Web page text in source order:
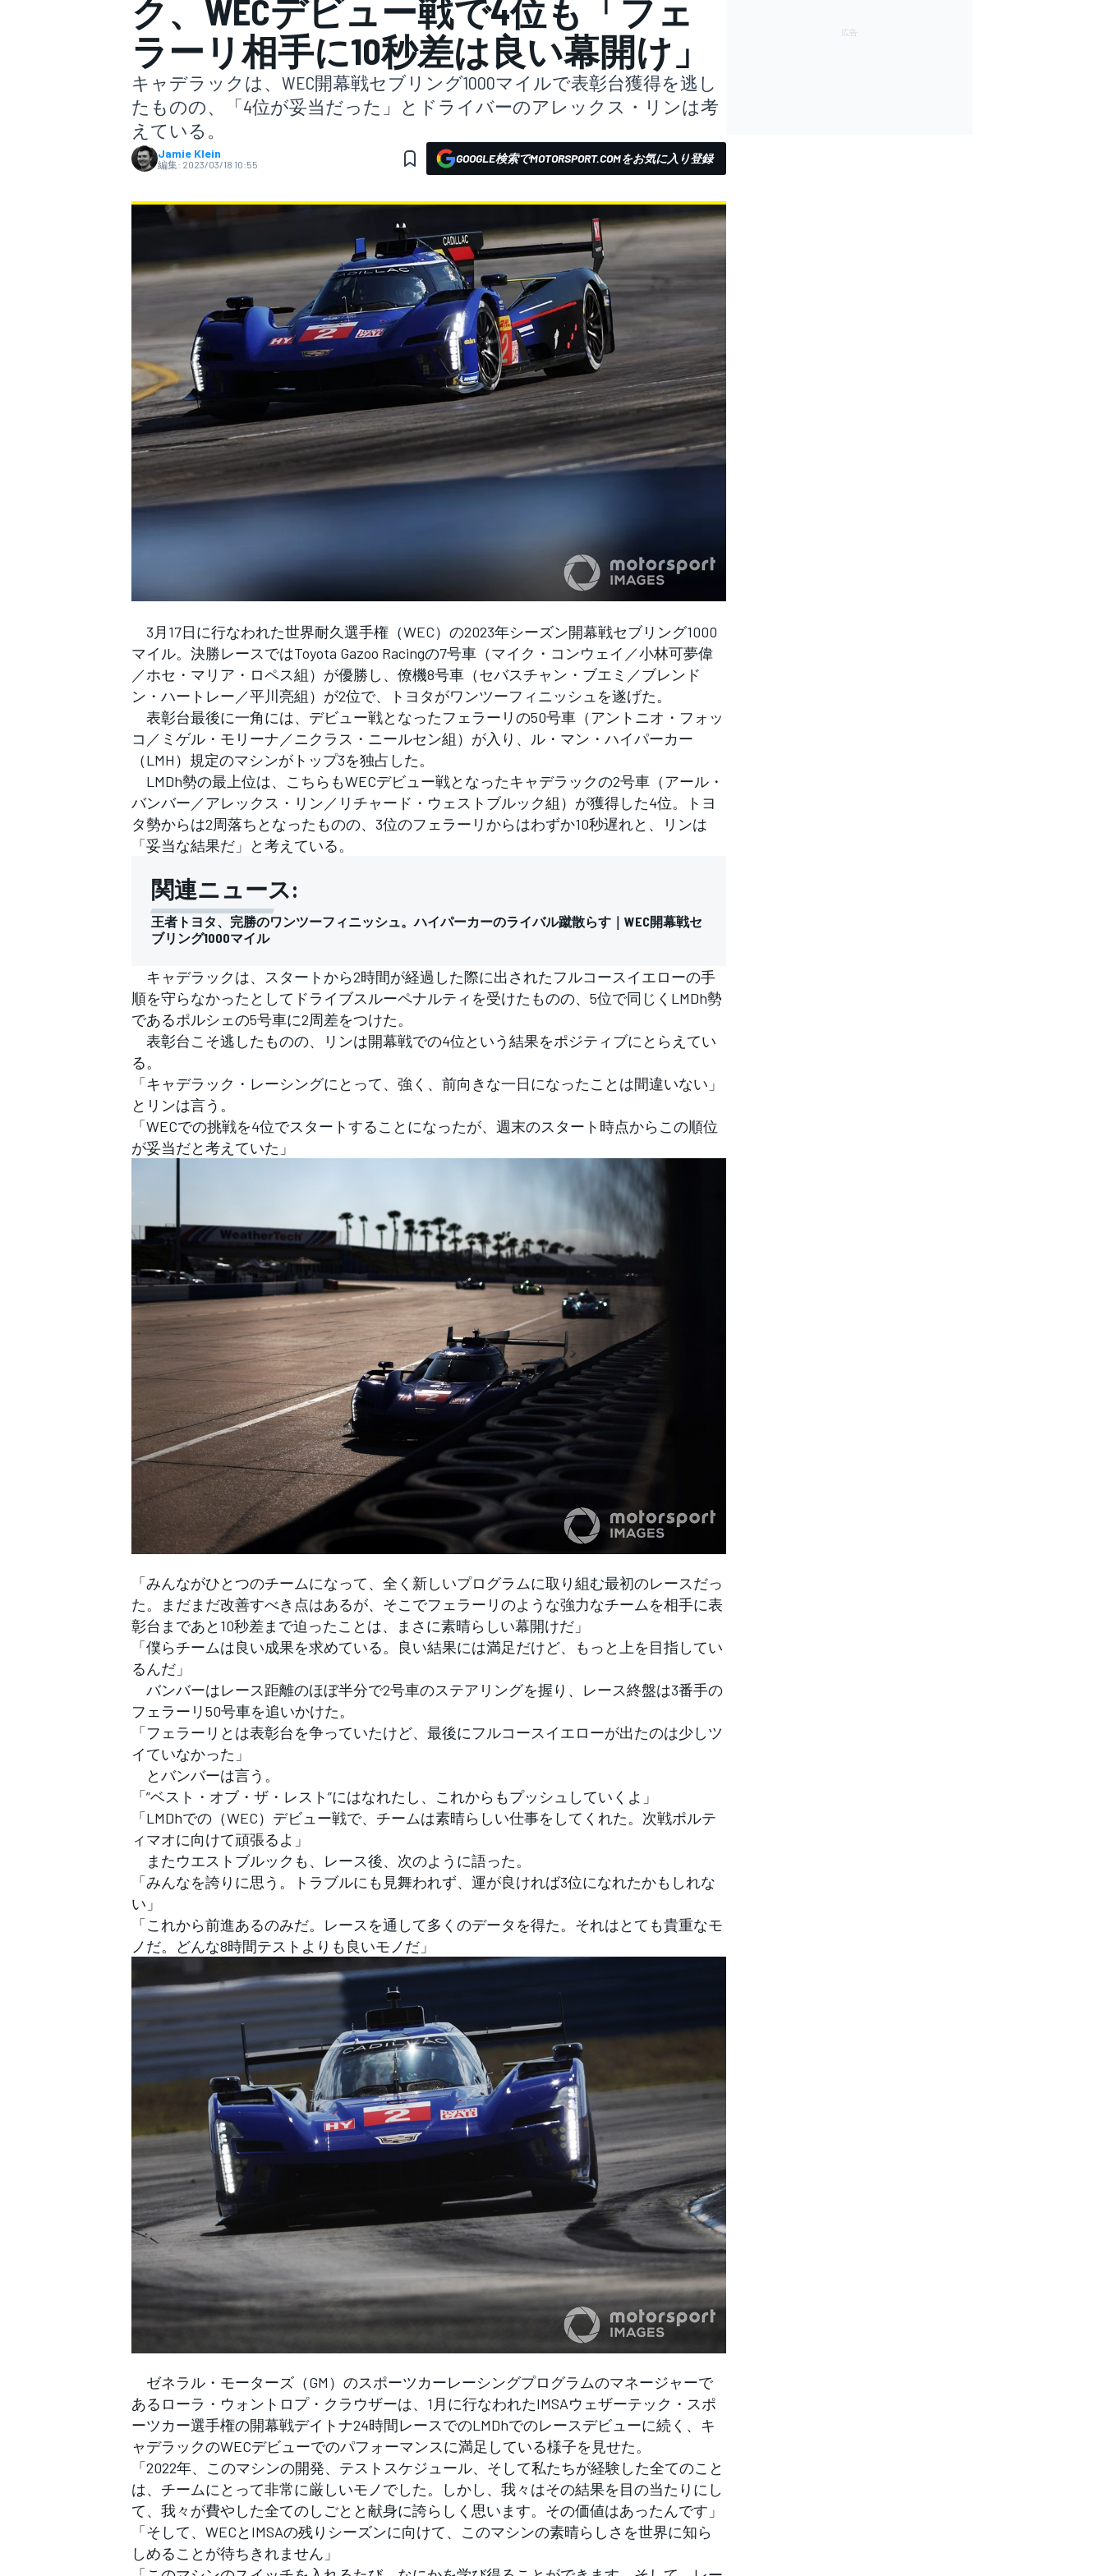
スーパーフォーミュラ
スーパーGT
WEC
フォーミュラE
すべてのカテゴリー
ク、WECデビュー戦で4位も「フェ
ラーリ相手に10秒差は良い幕開け」
キャデラックは、WEC開幕戦セブリング1000マイルで表彰台獲得を逃し
たものの、「4位が妥当だった」とドライバーのアレックス・リンは考
えている。
Jamie Klein
編集: 2023/03/18 10:55 GOOGLE検索でMOTORSPORT.COMをお気に入り登録
3月17日に行なわれた世界耐久選手権（WEC）の2023年シーズン開幕戦セブリング1000
マイル。決勝レースではToyota Gazoo Racingの7号車（マイク・コンウェイ／小林可夢偉
／ホセ・マリア・ロペス組）が優勝し、僚機8号車（セバスチャン・ブエミ／ブレンド
ン・ハートレー／平川亮組）が2位で、トヨタがワンツーフィニッシュを遂げた。
表彰台最後に一角には、デビュー戦となったフェラーリの50号車（アントニオ・フォッ
コ／ミゲル・モリーナ／ニクラス・ニールセン組）が入り、ル・マン・ハイパーカー
（LMH）規定のマシンがトップ3を独占した。
LMDh勢の最上位は、こちらもWECデビュー戦となったキャデラックの2号車（アール・
バンバー／アレックス・リン／リチャード・ウェストブルック組）が獲得した4位。トヨ
タ勢からは2周落ちとなったものの、3位のフェラーリからはわずか10秒遅れと、リンは
「妥当な結果だ」と考えている。
関連ニュース:
王者トヨタ、完勝のワンツーフィニッシュ。ハイパーカーのライバル蹴散らす｜WEC開幕戦セ
ブリング1000マイル
キャデラックは、スタートから2時間が経過した際に出されたフルコースイエローの手
順を守らなかったとしてドライブスルーペナルティを受けたものの、5位で同じくLMDh勢
であるポルシェの5号車に2周差をつけた。
表彰台こそ逃したものの、リンは開幕戦での4位という結果をポジティブにとらえてい
る。
「キャデラック・レーシングにとって、強く、前向きな一日になったことは間違いない」
とリンは言う。
「WECでの挑戦を4位でスタートすることになったが、週末のスタート時点からこの順位
が妥当だと考えていた」
「みんながひとつのチームになって、全く新しいプログラムに取り組む最初のレースだっ
た。まだまだ改善すべき点はあるが、そこでフェラーリのような強力なチームを相手に表
彰台まであと10秒差まで迫ったことは、まさに素晴らしい幕開けだ」
「僕らチームは良い成果を求めている。良い結果には満足だけど、もっと上を目指してい
るんだ」
バンバーはレース距離のほぼ半分で2号車のステアリングを握り、レース終盤は3番手の
フェラーリ50号車を追いかけた。
「フェラーリとは表彰台を争っていたけど、最後にフルコースイエローが出たのは少しツ
イていなかった」
とバンバーは言う。
「”ベスト・オブ・ザ・レスト”にはなれたし、これからもプッシュしていくよ」
「LMDhでの（WEC）デビュー戦で、チームは素晴らしい仕事をしてくれた。次戦ポルテ
ィマオに向けて頑張るよ」
またウエストブルックも、レース後、次のように語った。
「みんなを誇りに思う。トラブルにも見舞われず、運が良ければ3位になれたかもしれな
い」
「これから前進あるのみだ。レースを通して多くのデータを得た。それはとても貴重なモ
ノだ。どんな8時間テストよりも良いモノだ」
ゼネラル・モーターズ（GM）のスポーツカーレーシングプログラムのマネージャーで
あるローラ・ウォントロプ・クラウザーは、1月に行なわれたIMSAウェザーテック・スポ
ーツカー選手権の開幕戦デイトナ24時間レースでのLMDhでのレースデビューに続く、キ
ャデラックのWECデビューでのパフォーマンスに満足している様子を見せた。
「2022年、このマシンの開発、テストスケジュール、そして私たちが経験した全てのこと
は、チームにとって非常に厳しいモノでした。しかし、我々はその結果を目の当たりにし
て、我々が費やした全てのしごとと献身に誇らしく思います。その価値はあったんです」
「そして、WECとIMSAの残りシーズンに向けて、このマシンの素晴らしさを世界に知ら
しめることが待ちきれません」